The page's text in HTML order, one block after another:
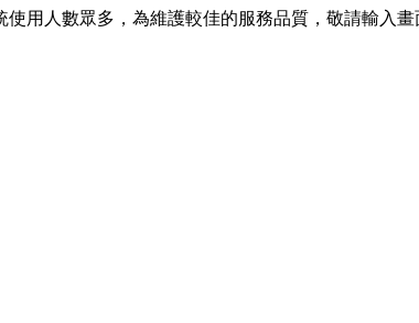
用人數眾多，為維護較佳的服務品質，敬請輸入